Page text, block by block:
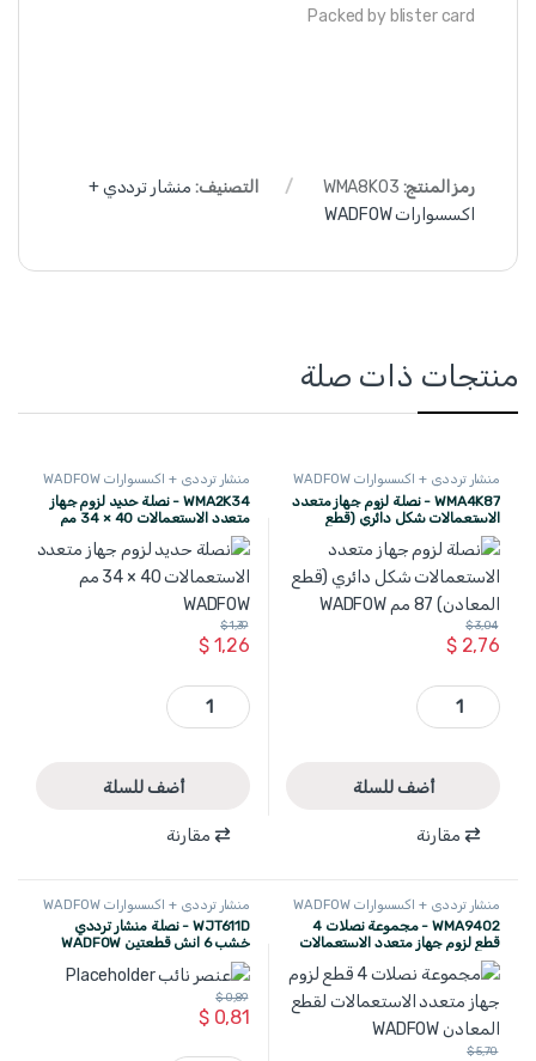
Packed by blister card
رمز المنتج: WMA8K03 التصنيف: منشار ترددي +
اكسسوارات WADFOW
منتجات ذات صلة
منشار ترددي + اكسسوارات WADFOW
WMA4K87 - نصلة لزوم جهاز متعدد
الاستعمالات شكل دائري (قطع
المعادن) 87 مم WADFOW
$2,76
$3,04
WMA4K87 - نصلة لزوم جهاز متعدد الاستعمالات شكل دائري (قطع المعادن) 87 مم WADFOW quantity
أضف للسلة
مقارنة
منشار ترددي + اكسسوارات WADFOW
WMA2K34 - نصلة حديد لزوم جهاز
متعدد الاستعمالات 40 × 34 مم
WADFOW
$1,26
$1,39
WMA2K34 - نصلة حديد لزوم جهاز متعدد الاستعمالات 40 × 34 مم WADFOW quantity
أضف للسلة
مقارنة
منشار ترددي + اكسسوارات WADFOW
WMA9402 - مجموعة نصلات 4
قطع لزوم جهاز متعدد الاستعمالات
لقطع المعادن WADFOW
$5,70
منشار ترددي + اكسسوارات WADFOW
WJT611D - نصلة منشار ترددي
خشب 6 انش قطعتين WADFOW
$0,81
$0,89